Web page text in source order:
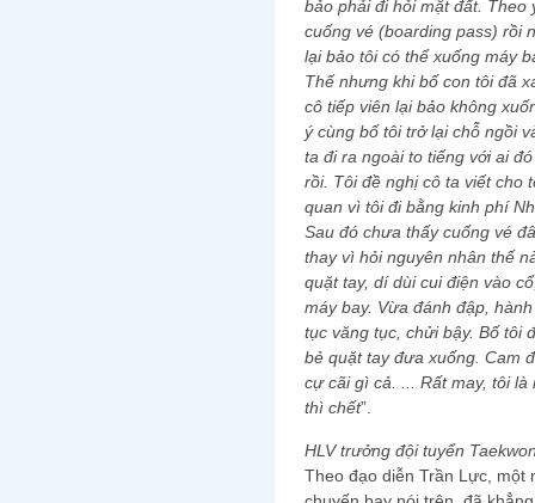
bảo phải đi hỏi mặt đất. Theo
cuống vé (boarding pass) rồi
lại bảo tôi có thể xuống máy
Thế nhưng khi bố con tôi đã
cô tiếp viên lại bảo không
ý cùng bố tôi trở lại chỗ ngồi
ta đi ra ngoài to tiếng với ai
rồi. Tôi đề nghị cô ta viết cho
quan vì tôi đi bằng kinh phí
Sau đó chưa thấy cuống vé
thay vì hỏi nguyên nhân thế
quặt tay, dí dùi cui điện vào
máy bay. Vừa đánh đập,
tục văng tục, chửi bậy. Bố tôi
bẻ quặt tay đưa xuống. Cam
cự cãi gì cả. ... Rất may, tôi
thì chết”.
HLV trưởng đội tuyển
Theo đạo diễn Trần Lực, một